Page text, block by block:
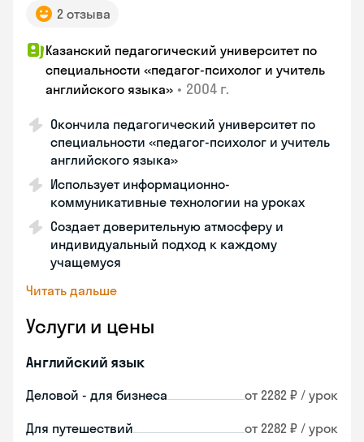
2 отзыва
Казанский педагогический университет по
специальности «педагог-психолог и учитель
английского языка» • 2004 г.
Окончила педагогический университет по
специальности «педагог-психолог и учитель
английского языка»
Использует информационно-
коммуникативные технологии на уроках
Создает доверительную атмосферу и
индивидуальный подход к каждому
учащемуся
Читать дальше
Услуги и цены
Английский язык
Деловой - для бизнеса от 2282 ₽ / урок
Для путешествий от 2282 ₽ / урок